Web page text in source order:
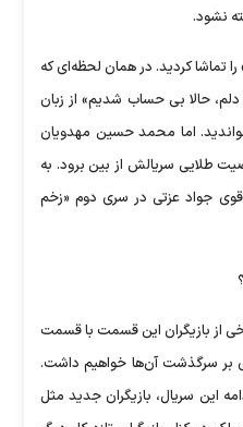
نشود.
تماشا کردید. در همان لحظه‌ای که
دلم، حالا بی حساب شدیم» از زبان
اما محمد حسین مهدویان
طلایی سریالش از بین برود. به
جواد عزتی در سری دوم «زخم
از بازیگران این قسمت با قسمت
بر سرگذشت آن‌ها خواهیم داشت.
این سریال، بازیگران جدید مثل